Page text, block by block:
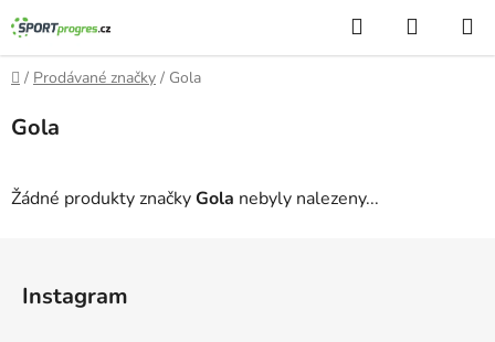
Přejít
na
obsah
Hledat
KOŠÍK
Domů
/ Prodávané značky / Gola
Gola
Žádné produkty značkyGola nebyly nalezeny...
Instagram